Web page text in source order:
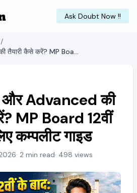
Ask Doubt Now !!
/
JEE Mains और Advanced की तैयारी कैसे करें? MP Board 12वीं के छात्रों के लिए कम्पलीट गाइड
Advanced की
MP Board 12वीं
कम्पलीट गाइड
· 2 min read· 498 views